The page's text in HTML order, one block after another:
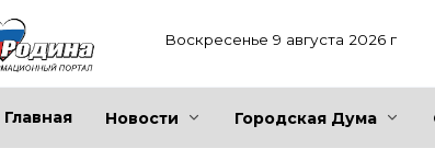
Воскресенье 9 августа 2026 г
Главная Новости Городская Дума